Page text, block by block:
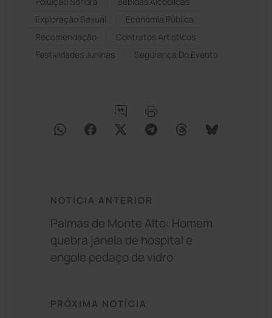
Exploração Sexual
Economia Pública
Recomendação
Contratos Artísticos
Festividades Juninas
Segurança Do Evento
NOTÍCIA ANTERIOR
Palmas de Monte Alto: Homem
quebra janela de hospital e
engole pedaço de vidro
PRÓXIMA NOTÍCIA